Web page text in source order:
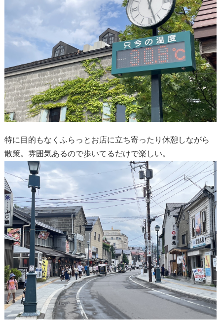
特に目的もなくふらっとお店に立ち寄ったり休憩しながら
散策。雰囲気あるので歩いてるだけで楽しい。